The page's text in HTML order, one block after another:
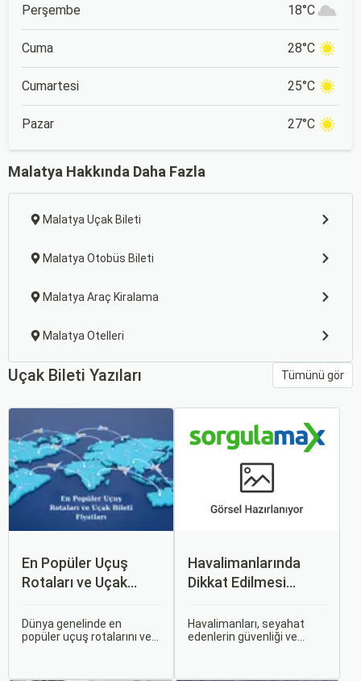
Perşembe 18°C
Cuma 28°C
Cumartesi 25°C
Pazar 27°C
Malatya Hakkında Daha Fazla
Malatya Uçak Bileti
Malatya Otobüs Bileti
Malatya Araç Kiralama
Malatya Otelleri
Uçak Bileti Yazıları Tümünü gör
En Popüler Uçuş
Rotaları ve Uçak
Dünya genelinde en
popüler uçuş rotalarını ve
Havalimanlarında
Dikkat Edilmesi
Havalimanları, seyahat
edenlerin güvenliği ve